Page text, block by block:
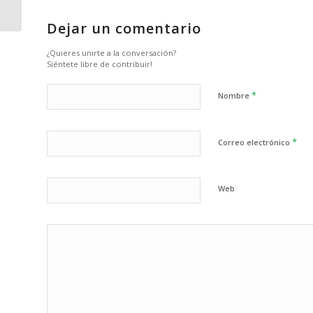
Dejar un comentario
¿Quieres unirte a la conversación?
Siéntete libre de contribuir!
Nombre *
Correo electrónico *
Web